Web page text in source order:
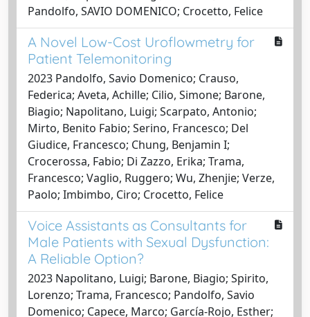
Pandolfo, SAVIO DOMENICO; Crocetto, Felice
A Novel Low-Cost Uroflowmetry for
Patient Telemonitoring
2023 Pandolfo, Savio Domenico; Crauso,
Federica; Aveta, Achille; Cilio, Simone; Barone,
Biagio; Napolitano, Luigi; Scarpato, Antonio;
Mirto, Benito Fabio; Serino, Francesco; Del
Giudice, Francesco; Chung, Benjamin I;
Crocerossa, Fabio; Di Zazzo, Erika; Trama,
Francesco; Vaglio, Ruggero; Wu, Zhenjie; Verze,
Paolo; Imbimbo, Ciro; Crocetto, Felice
Voice Assistants as Consultants for
Male Patients with Sexual Dysfunction:
A Reliable Option?
2023 Napolitano, Luigi; Barone, Biagio; Spirito,
Lorenzo; Trama, Francesco; Pandolfo, Savio
Domenico; Capece, Marco; García-Rojo, Esther;